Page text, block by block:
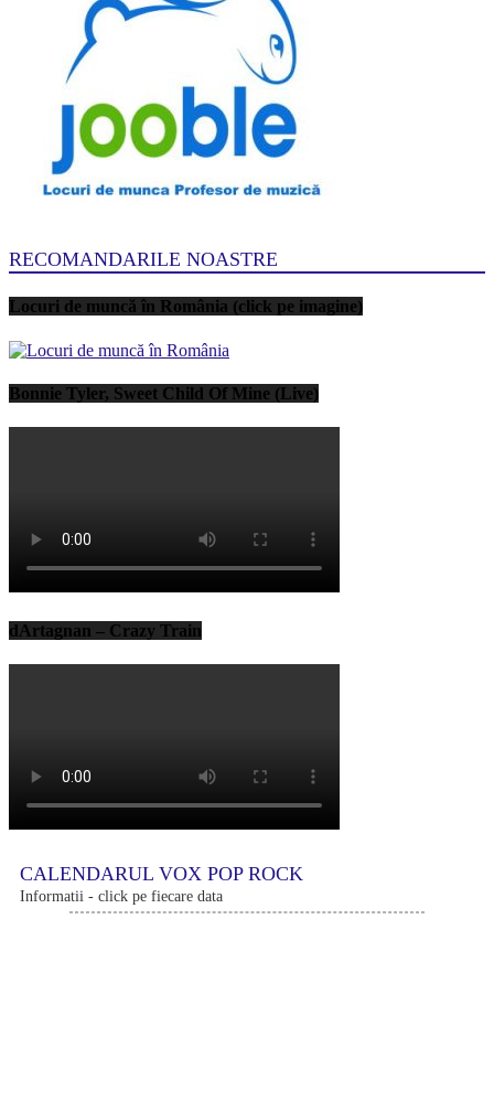
RECOMANDARILE NOASTRE
Locuri de muncă în România (click pe imagine)
Bonnie Tyler, Sweet Child Of Mine (Live)
dArtagnan – Crazy Train
CALENDARUL VOX POP ROCK
Informatii - click pe fiecare data